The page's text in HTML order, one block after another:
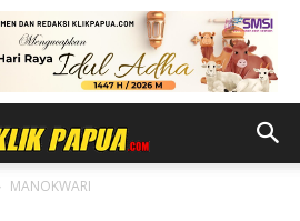
MANOKWARI